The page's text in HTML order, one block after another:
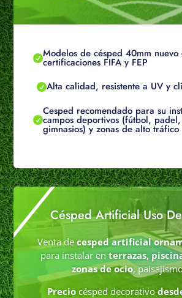
Modelos de césped 40mm nuevo
certificaciones FIFA y FEP
Alta calidad, resistente a UV y

Cesped recomendado para su
campos deportivos (fútbol,
gimnasios) y zonas de alto tráfico
Césped Artificial Uso
Venta decesped artificial
para instalar en terrazas,
zonas de ocio,
Precio césped decorativo